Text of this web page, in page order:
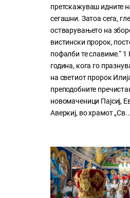
претскажуваш идните
сегашни. Затоа сега,
остварувањето на
вистински пророк,
пофалби те славиме.“
година, кога го
на светиот пророк
преподобните
новомаченици Пајсиј,
Аверкиј, во храмот